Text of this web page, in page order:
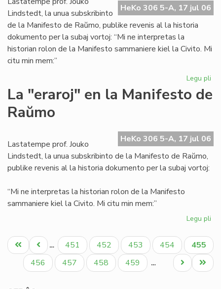
HeKo 306 5-A, 17 jul 06
Lindstedt, la unua subskribinto
de la Manifesto de Raŭmo, publike revenis al la historia
dokumento per la subaj vortoj: “Mi ne interpretas la
historian rolon de la Manifesto sammaniere kiel la Civito. Mi
citu min mem:”
Legu pli
La "eraroj" en la Manifesto de
Raŭmo
HeKo 306 5-A, 17 jul 06
Lastatempe prof. Jouko
Lindstedt, la unua subskribinto de la Manifesto de Raŭmo,
publike revenis al la historia dokumento per la subaj vortoj:
“Mi ne interpretas la historian rolon de la Manifesto
sammaniere kiel la Civito. Mi citu min mem:”
Legu pli
en
la
Pagination
Unua
paĝo
Antaŭa
paĝo
… Paĝo
451 Paĝo
452 Paĝo
453 Paĝo
454
Aktuala
paĝo
455
Paĝo
456 Paĝo
457 Paĝo
458 Paĝo
459 …
Last
page
Next
page